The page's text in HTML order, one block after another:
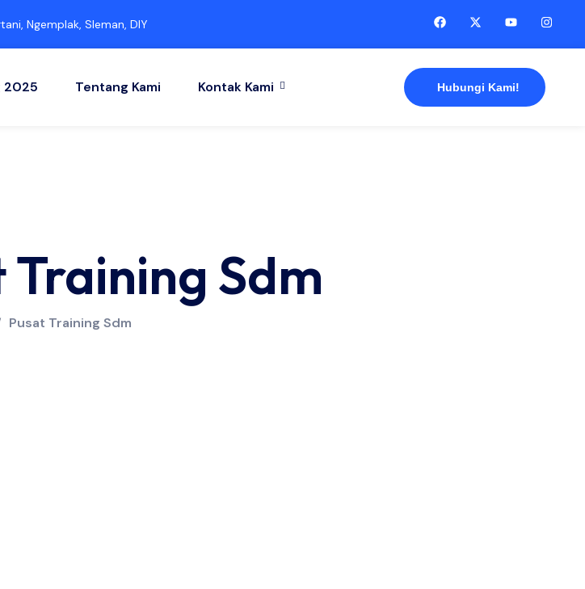
Ngemplak, Sleman, DIY
2025 Tentang Kami Kontak Kami Hubungi Kami!
Training Sdm
Pusat Training Sdm